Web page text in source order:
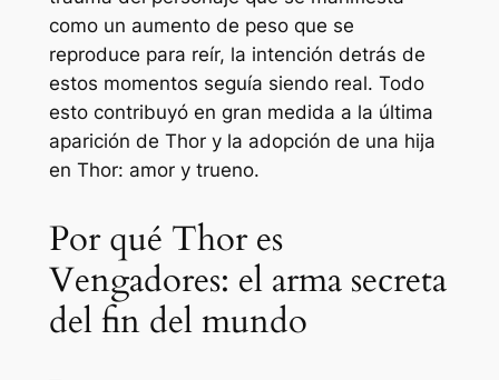
como un aumento de peso que se
reproduce para reír, la intención detrás de
estos momentos seguía siendo real. Todo
esto contribuyó en gran medida a la última
aparición de Thor y la adopción de una hija
en Thor: amor y trueno.
Por qué Thor es
Vengadores: el arma secreta
del fin del mundo